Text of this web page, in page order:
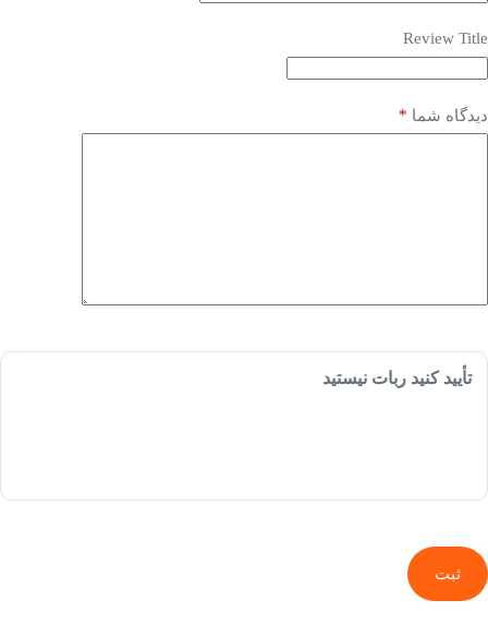
Review Title
دیدگاه شما *
تأیید کنید ربات نیستید
ثبت